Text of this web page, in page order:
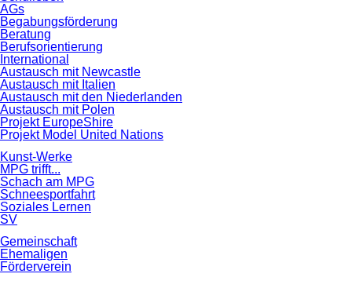
AGs
Begabungsförderung
Beratung
Berufsorientierung
International
Austausch mit Newcastle
Austausch mit Italien
Austausch mit den Niederlanden
Austausch mit Polen
Projekt EuropeShire
Projekt Model United Nations
Kunst-Werke
MPG trifft...
Schach am MPG
Schneesportfahrt
Soziales Lernen
SV
Gemeinschaft
Ehemaligen
Förderverein